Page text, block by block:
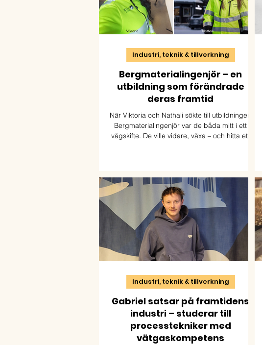
Bergmaterialingenjör – en
utbildning som förändrade
deras framtid
När Viktoria och Nathali sökte till utbildningen
Bergmaterialingenjör var de båda mitt i ett
vägskifte. De ville vidare, växa – och hitta ett
arbetar båda inom branschen.
Industri, teknik & tillverkning
Gabriel satsar på framtidens
industri – studerar till
processtekniker med
vätgaskompetens
Industri, teknik & tillverkning